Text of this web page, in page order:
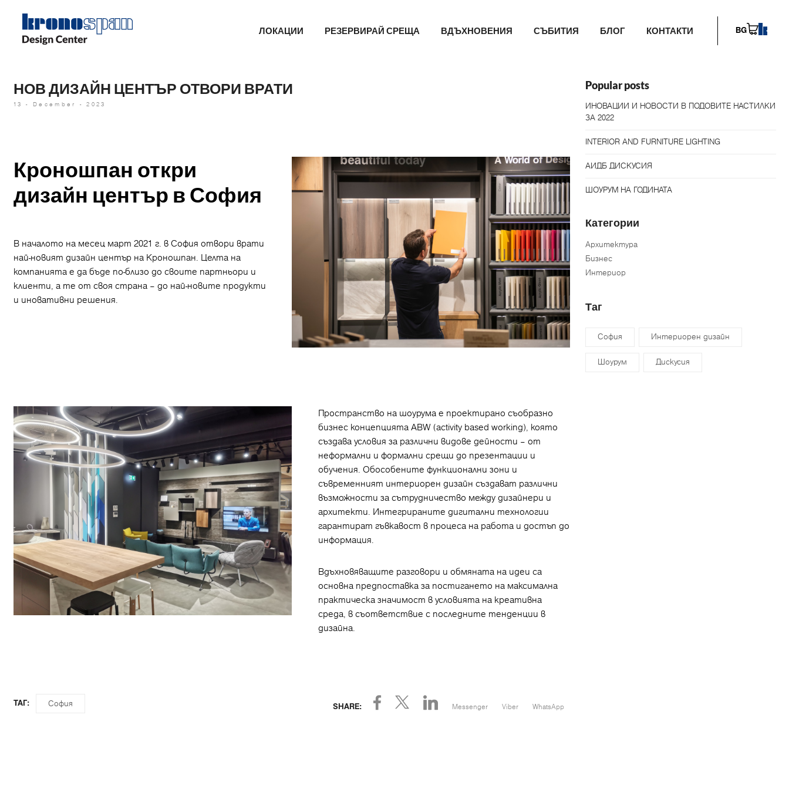
content
navigation
ЛОКАЦИИ РЕЗЕРВИРАЙ СРЕЩА ВДЪХНОВЕНИЯ СЪБИТИЯ БЛОГ КОНТАКТИ BG
НОВ ДИЗАЙН ЦЕНТЪР ОТВОРИ ВРАТИ
13 - December - 2023
Кроношпан откри
дизайн център в София
В началото на месец март 2021 г. в София отвори врати
най-новият дизайн център на Кроношпан. Целта на
компанията е да бъде по-близо до своите партньори и
клиенти, а те от своя страна – до най-новите продукти
и иновативни решения.
Пространство на шоурума е проектирано съобразно
бизнес концепцията ABW (activity based working), която
създава условия за различни видове дейности – от
неформални и формални срещи до презентации и
обучения. Обособените функционални зони и
съвременният интериорен дизайн създават различни
възможности за сътрудничество между дизайнери и
архитекти. Интегрираните дигитални технологии
гарантират гъвкавост в процеса на работа и достъп до
информация.
Вдъхновяващите разговори и обмяната на идеи са
основна предпоставка за постигането на максимална
практическа значимост в условията на креативна
среда, в съответствие с последните тенденции в
дизайна.
ТАГ: София SHARE: Messenger Viber WhatsApp
Popular posts
ИНОВАЦИИ И НОВОСТИ В ПОДОВИТЕ НАСТИЛКИ
ЗА 2022
INTERIOR AND FURNITURE LIGHTING
АИДБ ДИСКУСИЯ
ШОУРУМ НА ГОДИНАТА
Категории
Архитектура
Бизнес
Интериор
Таг
София Интериорен дизайн
Шоурум Дискусия